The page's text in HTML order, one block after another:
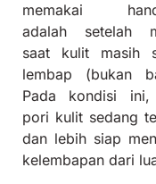
memakai
adalah setelah
saat kulit masih
lembap (bukan
Pada kondisi
pori kulit sedang
dan lebih siap
kelembapan dari